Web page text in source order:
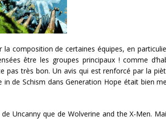
composition de certaines équipes, en
être les groupes principaux ! comme
pas très bon. Un avis qui est renforcé par la
de Schism dans Generation Hope était bien
Uncanny que de Wolverine and the X-Men.